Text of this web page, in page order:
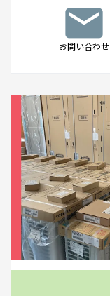
mail
お問い合わせ